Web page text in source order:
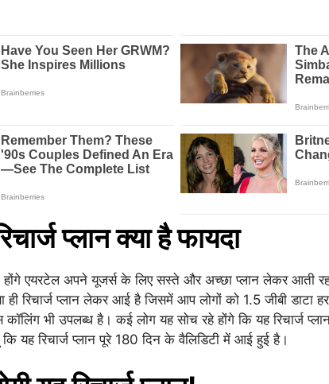
प्लान क्या है फायदा
एयरटेल अपने यूजर्स के लिए सस्ते और अच्छा प्लान लेकर आती
ही रिचार्ज प्लान लेकर आई है जिसमें आप लोगों को 1.5 जीबी डाटा
भी उपलब्ध है। कई लोग यह सोच रहे होंगे कि यह रिचार्ज
यह रिचार्ज प्लान पूरे 180 दिन के वैलिडिटी में आई हुई है।